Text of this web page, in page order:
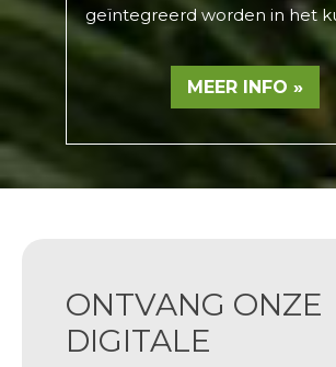
geïntegreerd worden in het
MEER INFO »
ONTVANG ONZE
DIGITALE